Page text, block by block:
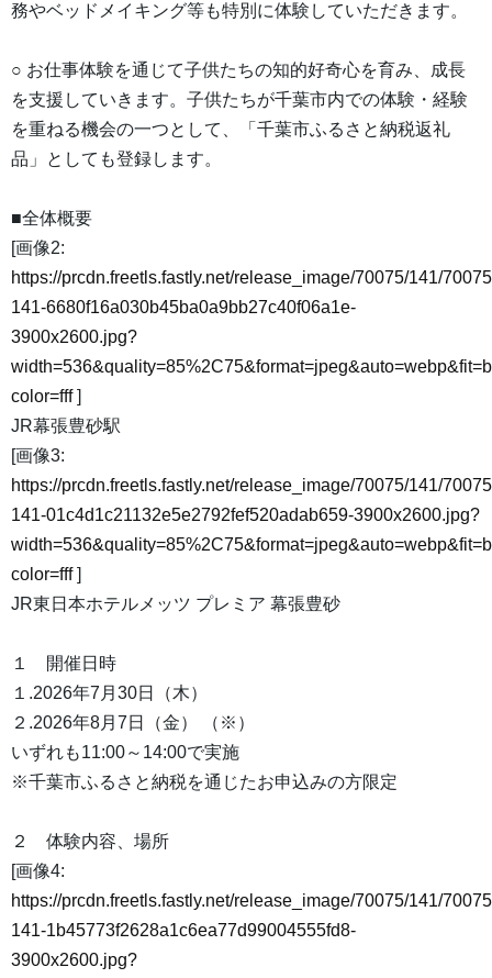
務やベッドメイキング等も特別に体験していただきます。
○ お仕事体験を通じて子供たちの知的好奇心を育み、成長
を支援していきます。子供たちが千葉市内での体験・経験
を重ねる機会の一つとして、「千葉市ふるさと納税返礼
品」としても登録します。
■全体概要
[画像2:
https://prcdn.freetls.fastly.net/release_image/70075/141/
141-6680f16a030b45ba0a9bb27c40f06a1e-
3900x2600.jpg?
color=fff]
JR幕張豊砂駅
[画像3:
https://prcdn.freetls.fastly.net/release_image/70075/141/
141-01c4d1c21132e5e2792fef520adab659-3900x2600.jpg?
color=fff]
JR東日本ホテルメッツ プレミア 幕張豊砂
１ 開催日時
１.2026年7月30日（木）
２.2026年8月7日（金） （※）
いずれも11:00～14:00で実施
※千葉市ふるさと納税を通じたお申込みの方限定
２ 体験内容、場所
[画像4:
https://prcdn.freetls.fastly.net/release_image/70075/141/
141-1b45773f2628a1c6ea77d99004555fd8-
3900x2600.jpg?